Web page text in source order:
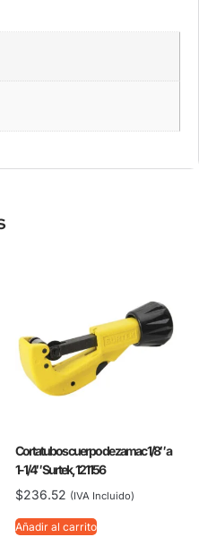
Cortatubos cuerpo de zamac 1/8″ a
1-1/4″ Surtek, 121156
$236.52 (IVA Incluido)
Añadir al carrito